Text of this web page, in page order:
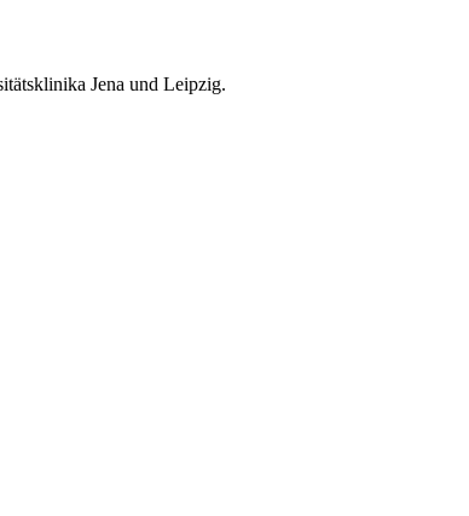
Jena und Leipzig.